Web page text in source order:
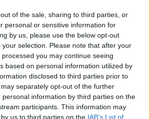
of the sale, sharing to third parties, or
personal or sensitive information for
by us, please use the below opt-out
selection. Please note that after your
you may continue seeing
based on personal information utilized by
disclosed to third parties prior to
separately opt-out of the further
personal information by third parties on the
participants. This information may
us to third parties on the IAB’s List of